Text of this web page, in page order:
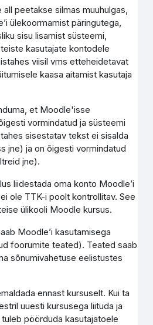
peetakse silmas muuhulgas,
ülekoormamist päringutega,
sisu lisamist süsteemi,
kasutajate kontodele
viisil vms etteheidetavat
kaasa aitamist kasutaja
et Moodle'isse
vormindatud ja süsteemi
sisestatav tekst ei sisalda
jne) ja on õigesti vormindatud
jne).
liidestada oma konto Moodle’i
ole TTK-i poolt kontrollitav. See
ülikooli Moodle kursus.
Moodle’i kasutamisega
foorumite teated). Teated saab
sõnumivahetuse eelistustes
ennast kursuselt. Kui ta
uuesti kursusega liituda ja
pöörduda kasutajatoele